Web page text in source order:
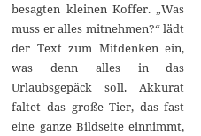
besagten kleinen Koffer. „Was
muss er alles mitnehmen?“ lädt
der Text zum Mitdenken ein,
was denn alles in das
Urlaubsgepäck soll. Akkurat
faltet das große Tier, das fast
eine ganze Bildseite einnimmt,